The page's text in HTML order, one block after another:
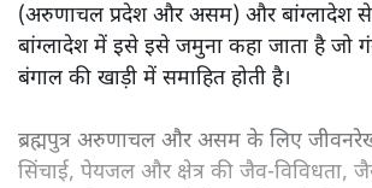
(अरुणाचल प्रदेश और असम) और बांग्लादेश से
बांग्लादेश में इसे इसे जमुना कहा जाता है जो
बंगाल की खाड़ी में समाहित होती है।
ब्रह्मपुत्र अरुणाचल और असम के लिए
सिंचाई, पेयजल और क्षेत्र की जैव-विविधता, जैसे